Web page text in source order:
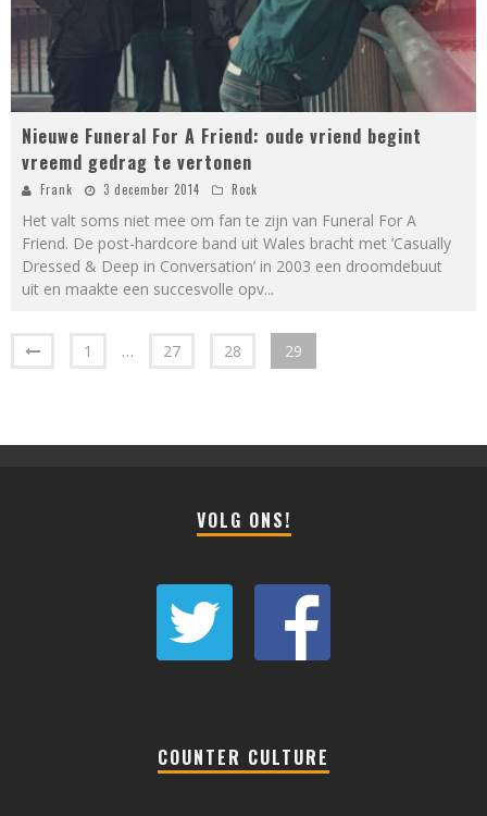
Nieuwe Funeral For A Friend: oude vriend begint
vreemd gedrag te vertonen
Frank 3 december 2014 Rock
Het valt soms niet mee om fan te zijn van Funeral For A
Friend. De post-hardcore band uit Wales bracht met ‘Casually
Dressed & Deep in Conversation’ in 2003 een droomdebuut
uit en maakte een succesvolle opv...
1 … 27 28 29
VOLG ONS!
COUNTER CULTURE